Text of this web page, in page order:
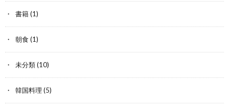
書籍(1)
朝食 (1)
未分類(10)
韓国料理 (5)